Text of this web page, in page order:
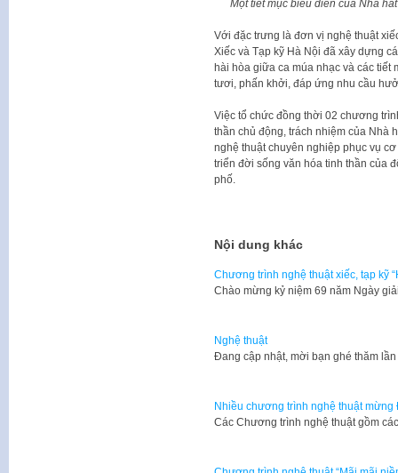
Một tiết mục biểu diễn của Nhà
Với đặc trưng là đơn vị nghệ thuật
Xiếc và Tạp kỹ Hà Nội đã xây dựng
hài hòa giữa ca múa nhạc và các tiết
tươi, phấn khởi, đáp ứng nhu cầu
Việc tổ chức đồng thời 02 chương
thần chủ động, trách nhiệm của Nhà
nghệ thuật chuyên nghiệp phục vụ
triển đời sống văn hóa tinh thần của
phố.
Nội dung khác
Chương trình nghệ thuật xiếc, tạp kỹ
Chào mừng kỷ niệm 69 năm Ngày
Nghệ thuật
​Đang cập nhật, mời bạn ghé thăm lần
Nhiều chương trình nghệ thuật
Các Chương trình nghệ thuật gồm